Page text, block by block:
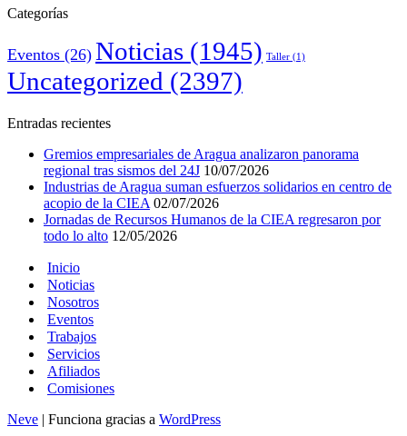
Categorías
Eventos (26) Noticias (1945) Taller (1)
Uncategorized (2397)
Entradas recientes
Gremios empresariales de Aragua analizaron panorama
regional tras sismos del 24J 10/07/2026
Industrias de Aragua suman esfuerzos solidarios en centro de
acopio de la CIEA 02/07/2026
Jornadas de Recursos Humanos de la CIEA regresaron por
todo lo alto 12/05/2026
Inicio
Noticias
Nosotros
Eventos
Trabajos
Servicios
Afiliados
Comisiones
Neve | Funciona gracias a WordPress